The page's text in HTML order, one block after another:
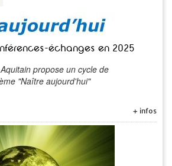
échanges en 2025
propose un cycle de
"Naître aujourd'hui"
+ infos